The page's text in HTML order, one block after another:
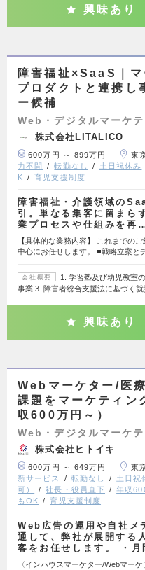
興味あり
障害福祉×SaaS｜マ
プロダクトと連携し
ー候補
Web・デジタルマーケ
株式会社LITALICO
600万円 ～ 899万円 東
力不問
転勤なし 土日祝休み
K
育児支援制度
障害福祉・介護領域の
引。単なる集客に留まら
業プロセスや仕組みを再
【具体的な業務内容】 これまでの
中心にお任せします。 ■戦略立案と
会社概要
1. 学習塾及び幼児教室
事業 3. 障害者総合支援法に基づく
興味あり
Webマーケター/医
課題をマーケティン
収600万円～）
Web・デジタルマーケ
株式会社ヒトイキ
600万円 ～ 649万円 東
新サービス
転勤なし 土日祝
可）
社長・役員直下 年収
もOK
育児支援制度
Web広告の運用や自社メ
通して、弊社が展開する
客をお任せします。 ・
〈インハウスマーケター/Webマー